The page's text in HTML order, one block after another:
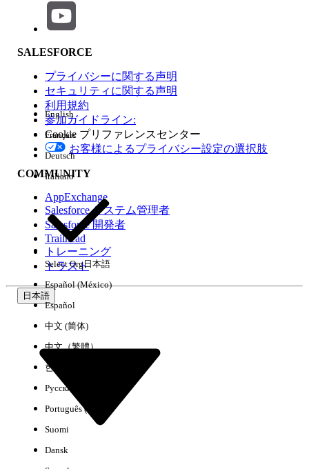
機能の影響
エディション
環境
SALESFORCE
プライバシーに関する声明
セキュリティに関する声明
利用規約
参加ガイドライン:
Cookie プリファレンスセンター
お客様によるプライバシー設定の選択肢
COMMUNITY
AppExchange
Salesforce システム管理者
Salesforce 開発者
Trailhead
トレーニング
トラスト
日本語
English
Français
Deutsch
Italiano
Select Org日本語
Español (México)
Español
中文 (简体)
中文（繁體）
한국어
Русский
Português (Brasil)
Suomi
Dansk